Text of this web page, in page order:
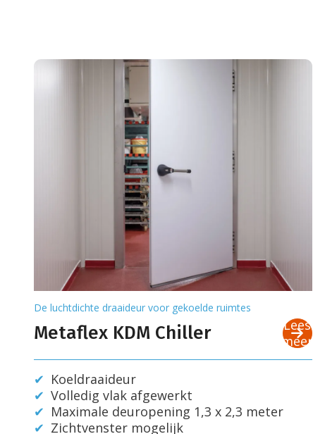
Metaflex KDM Chiller
De luchtdichte draaideur voor gekoelde ruimtes
Koeldraaideur
Volledig vlak afgewerkt
Maximale deuropening 1,3 x 2,3 meter
Zichtvenster mogelijk
Lees
meer